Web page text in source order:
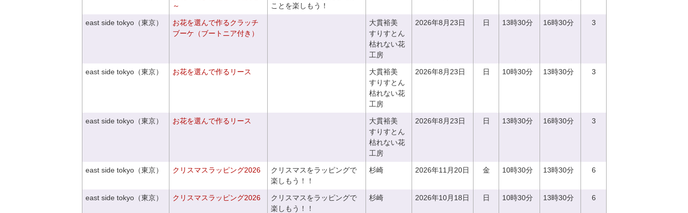
～
ことを楽しもう！
east side tokyo（東京）
お花を選んで作るクラッチ
ブーケ（ブートニア付き）
大貫裕美
すりすとん
枯れない花
工房
2026年8月23日 日 13時30分 16時30分 3
east side tokyo（東京） お花を選んで作るリース
大貫裕美
すりすとん
枯れない花
工房
2026年8月23日 日 10時30分 13時30分 3
east side tokyo（東京） お花を選んで作るリース
大貫裕美
すりすとん
枯れない花
工房
2026年8月23日 日 13時30分 16時30分 3
east side tokyo（東京） クリスマスラッピング2026
クリスマスをラッピングで
楽しもう！！
杉崎 2026年11月20日 金 10時30分 13時30分 6
east side tokyo（東京） クリスマスラッピング2026
クリスマスをラッピングで
楽しもう！！
杉崎 2026年10月18日 日 10時30分 13時30分 6